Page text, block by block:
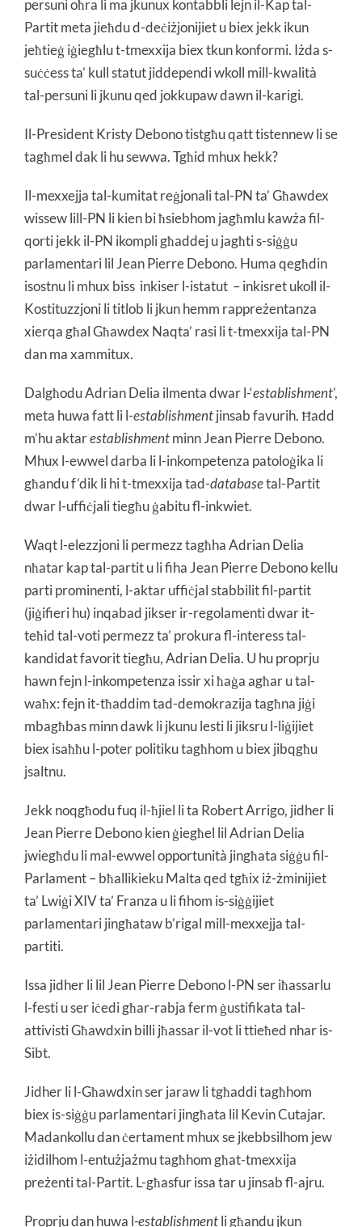
persuni oħra li ma jkunux kontabbli lejn il-Kap tal-
Partit meta jieħdu d-deċiżjonijiet u biex jekk ikun
jeħtieġ iġiegħlu t-tmexxija biex tkun konformi. Iżda s-
suċċess ta’ kull statut jiddependi wkoll mill-kwalità
tal-persuni li jkunu qed jokkupaw dawn il-karigi.
Il-President Kristy Debono tistgħu qatt tistennew li se
tagħmel dak li hu sewwa. Tgħid mhux hekk?
Il-mexxejja tal-kumitat reġjonali tal-PN ta’ Għawdex
wissew lill-PN li kien bi ħsiebhom jagħmlu kawża fil-
qorti jekk il-PN ikompli għaddej u jagħti s-siġġu
parlamentari lil Jean Pierre Debono. Huma qegħdin
isostnu li mhux biss inkiser l-istatut – inkisret ukoll il-
Kostituzzjoni li titlob li jkun hemm rappreżentanza
xierqa għal Għawdex Naqta’ rasi li t-tmexxija tal-PN
dan ma xammitux.
Dalgħodu Adrian Delia ilmenta dwar l-‘establishment’,
meta huwa fatt li l-establishmentjinsab favurih. Ħadd
m’hu aktarestablishmentminn Jean Pierre Debono.
Mhux l-ewwel darba li l-inkompetenza patoloġika li
għandu f’dik li hi t-tmexxija tad-databasetal-Partit
dwar l-uffiċjali tiegħu ġabitu fl-inkwiet.
Waqt l-elezzjoni li permezz tagħha Adrian Delia
nħatar kap tal-partit u li fiha Jean Pierre Debono kellu
parti prominenti, l-aktar uffiċjal stabbilit fil-partit
(jiġifieri hu) inqabad jikser ir-regolamenti dwar it-
teħid tal-voti permezz ta’ prokura fl-interess tal-
kandidat favorit tiegħu, Adrian Delia. U hu proprju
hawn fejn l-inkompetenza issir xi ħaġa agħar u tal-
waħx: fejn it-tħaddim tad-demokrazija tagħna jiġi
mbagħbas minn dawk li jkunu lesti li jiksru l-liġijiet
biex isaħħu l-poter politiku tagħhom u biex jibqgħu
jsaltnu.
Jekk noqgħodu fuq il-ħjiel li ta Robert Arrigo, jidher li
Jean Pierre Debono kien ġiegħel lil Adrian Delia
jwiegħdu li mal-ewwel opportunità jingħata siġġu fil-
Parlament – bħallikieku Malta qed tgħix iż-żminijiet
ta’ Lwiġi XIV ta’ Franza u li fihom is-siġġijiet
parlamentari jingħataw b’rigal mill-mexxejja tal-
partiti.
Issa jidher li lil Jean Pierre Debono l-PN ser iħassarlu
l-festi u ser iċedi għar-rabja ferm ġustifikata tal-
attivisti Għawdxin billi jħassar il-vot li ttieħed nhar is-
Sibt.
Jidher li l-Għawdxin ser jaraw li tgħaddi tagħhom
biex is-siġġu parlamentari jingħata lil Kevin Cutajar.
Madankollu dan ċertament mhux se jkebbsilhom jew
iżidilhom l-entużjażmu tagħhom għat-tmexxija
preżenti tal-Partit. L-għasfur issa tar u jinsab fl-ajru.
Proprju dan huwa l-establishmentli għandu jkun